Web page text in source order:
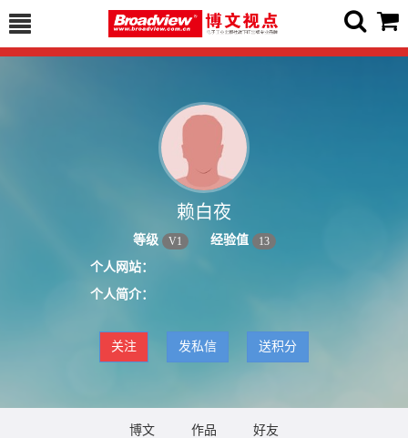
赖白夜
等级 V1 经验值 13
个人网站：
个人简介：
关注 发私信 送积分
博文 作品 好友